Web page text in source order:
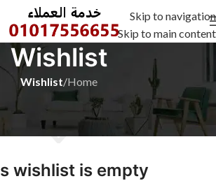
Skip to navigation
Skip to main content
Wishlist
Home
/
Wishlist
wishlist is empty.